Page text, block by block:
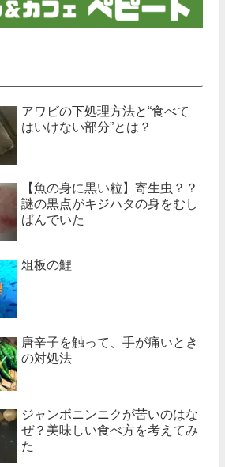
アワビの下処理方法と“食べて
はいけない部分”とは？
【魚の身に黒い粒】寄生虫？？
謎の黒点がキジハタの身をむし
ばんでいた
俎板の鯉
唐辛子を触って、手が痛いとき
の対処法
ジャンボニンニクが苦いのはな
ぜ？美味しい食べ方を考えてみ
た